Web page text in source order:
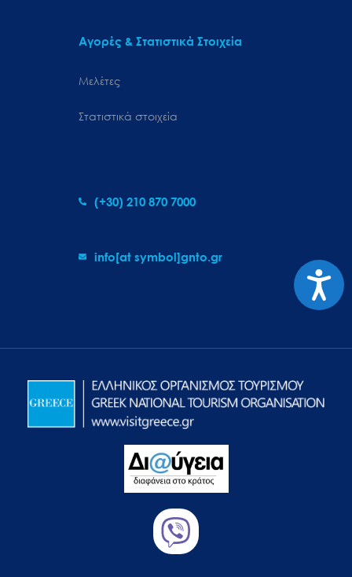
Αγορές & Στατιστικά Στοιχεία
Μελέτες
Στατιστικά στοιχεία
(+30) 210 870 7000
info[at symbol]gnto.gr